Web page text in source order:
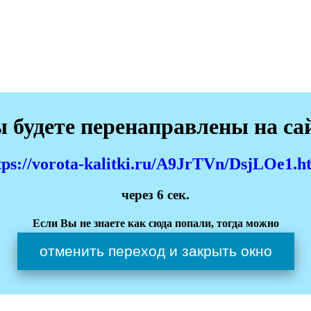
перенаправлены на
vorota-kalitki.ru/A9JrTVn/
через 6 сек.
Если Вы не знаете как сюда попали, тогда можно
отменить переход и закрыть окно